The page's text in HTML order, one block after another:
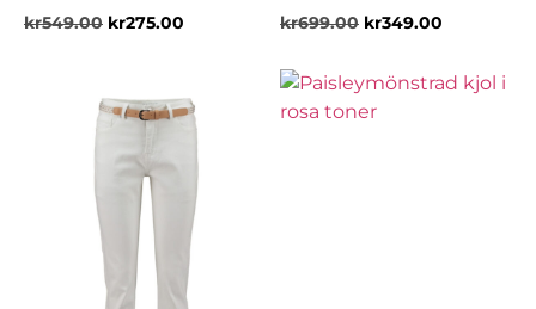
kr549.00 kr275.00 kr699.00 kr349.00